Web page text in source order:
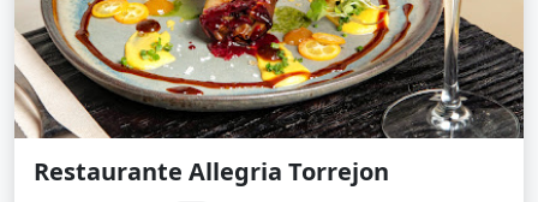
Restaurante Allegria Torrejon